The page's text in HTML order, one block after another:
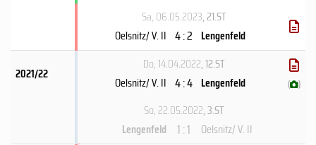
Sa, 06.05.2023, 21.ST
Oelsnitz/ V. II 4 : 2 Lengenfeld
2021/22
Do, 14.04.2022, 12.ST
Oelsnitz/ V. II 4 : 4 Lengenfeld ( )
So, 22.05.2022, 3.ST
Lengenfeld
1 : 1 Oelsnitz/ V. II